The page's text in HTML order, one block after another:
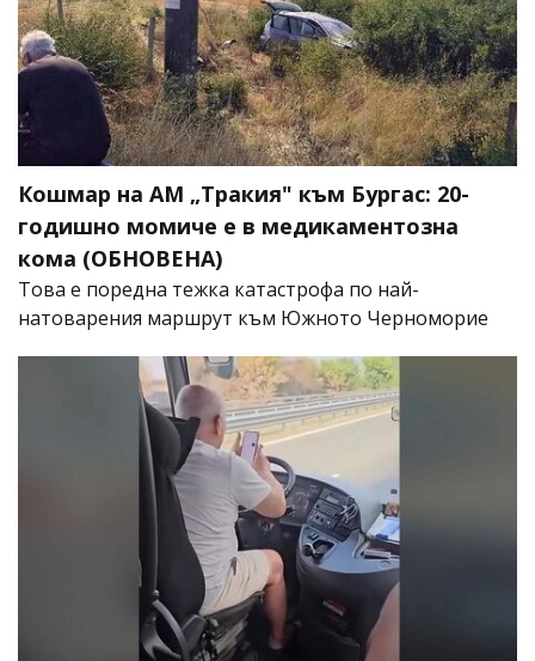
Кошмар на АМ „Тракия" към Бургас: 20-
годишно момиче е в медикаментозна
кома (ОБНОВЕНА)
Това е поредна тежка катастрофа по най-
натоварения маршрут към Южното Черноморие